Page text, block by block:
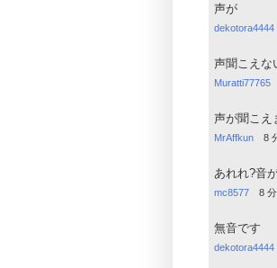
声が
dekotora4444
声聞こえな
Muratti77765
声が聞こえ
MrAffkun 8
あれれ?音
mc8577 8
無音です
dekotora4444